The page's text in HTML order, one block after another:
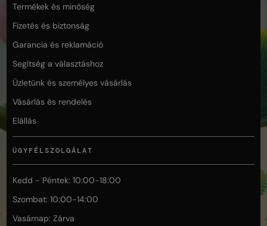
Termékek és minőség
Fizetés és biztonság
Garancia és reklamáció
Segítség a választáshoz
Üzletünk és személyes vásárlás
Vásárlás és rendelés
Elállás
ÜGYFÉLSZOLGÁLAT
Kedd - Péntek: 10:00-18:00
Szombat: 10:00-14:00
Vasárnap: Zárva